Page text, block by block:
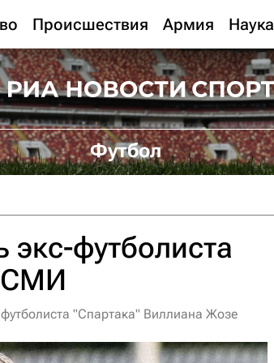
Происшествия Армия Наука
Футбол
экс-футболиста
СМИ
"Спартака" Виллиана Жозе